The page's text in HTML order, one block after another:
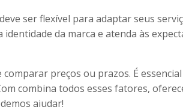
ser flexível para adaptar seus
da marca e atenda às
preços ou prazos. É
combina todos esses fatores,
ajudar!